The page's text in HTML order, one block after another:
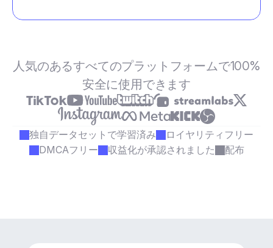
人気のあるすべてのプラットフォームで100%
安全に使用できます
独自データセットで学習済み
ロイヤリティフリー
DMCAフリー
収益化が承認されました 配布